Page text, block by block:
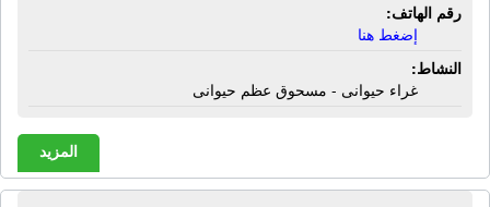
رقم الهاتف:
إضغط هنا
النشاط:
غراء حيوانى - مسحوق عظم حيوانى
المزيد